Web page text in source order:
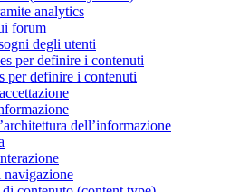
analytics
forum
degli utenti
per definire i contenuti
per definire i contenuti
dell’informazione
navigazione